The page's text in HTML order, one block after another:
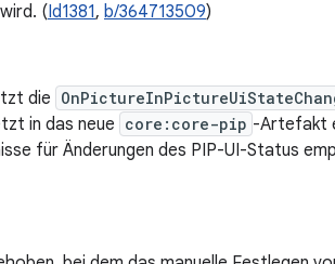
(Id1381, b/364713509)
die
in das neue core:core-pip -Artefakt
für Änderungen des PIP-UI-Status